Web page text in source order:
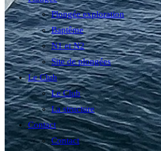
Plongée exploration
Baptême
N1 et N2
Site de plongées
Le Club
Le Club
La structure
Contact
Contact